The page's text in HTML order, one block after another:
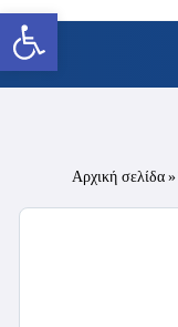
Ανοίξτε τη γραμμή εργαλείων
Αρχική σελίδα »